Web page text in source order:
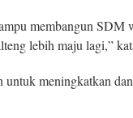
membangun SDM
lebih maju lagi,”
meningkatkan